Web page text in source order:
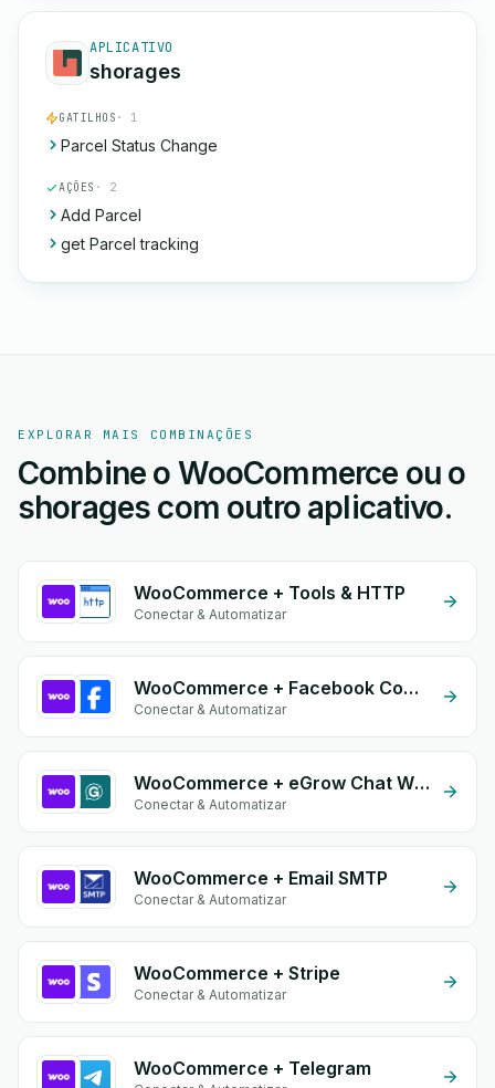
APLICATIVO
shorages
GATILHOS · 1
Parcel Status Change
AÇÕES · 2
Add Parcel
get Parcel tracking
EXPLORAR MAIS COMBINAÇÕES
Combine o WooCommerce ou o
shorages com outro aplicativo.
WooCommerce + Tools & HTTP
Conectar & Automatizar
WooCommerce + Facebook Commerce
Conectar & Automatizar
WooCommerce + eGrow Chat Widget
Conectar & Automatizar
WooCommerce + Email SMTP
Conectar & Automatizar
WooCommerce + Stripe
Conectar & Automatizar
WooCommerce + Telegram